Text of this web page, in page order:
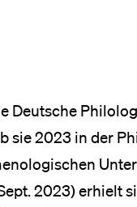
Deutsche
sie 2023 in der
2023) erhielt